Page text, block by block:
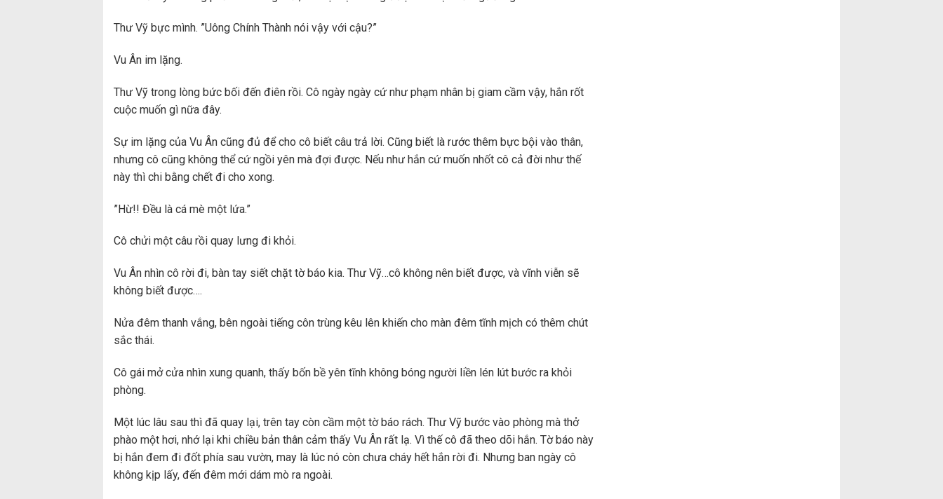
Thư Vỹ bực mình. ”Uông Chính Thành nói vậy với cậu?”
Vu Ân im lặng.
Thư Vỹ trong lòng bức bối đến điên rồi. Cô ngày ngày cứ như phạm nhân bị giam cầm vậy, hắn rốt
cuộc muốn gì nữa đây.
Sự im lặng của Vu Ân cũng đủ để cho cô biết câu trả lời. Cũng biết là rước thêm bực bội vào thân,
nhưng cô cũng không thể cứ ngồi yên mà đợi được. Nếu như hắn cứ muốn nhốt cô cả đời như thế
này thì chi bằng chết đi cho xong.
”Hừ!! Đều là cá mè một lứa.”
Cô chửi một câu rồi quay lưng đi khỏi.
Vu Ân nhìn cô rời đi, bàn tay siết chặt tờ báo kia. Thư Vỹ…cô không nên biết được, và vĩnh viễn sẽ
không biết được….
Nửa đêm thanh vắng, bên ngoài tiếng côn trùng kêu lên khiến cho màn đêm tĩnh mịch có thêm chút
sắc thái.
Cô gái mở cửa nhìn xung quanh, thấy bốn bề yên tĩnh không bóng người liền lén lút bước ra khỏi
phòng.
Một lúc lâu sau thì đã quay lại, trên tay còn cầm một tờ báo rách. Thư Vỹ bước vào phòng mà thở
phào một hơi, nhớ lại khi chiều bản thân cảm thấy Vu Ân rất lạ. Vì thế cô đã theo dõi hắn. Tờ báo này
bị hắn đem đi đốt phía sau vườn, may là lúc nó còn chưa cháy hết hắn rời đi. Nhưng ban ngày cô
không kịp lấy, đến đêm mới dám mò ra ngoài.